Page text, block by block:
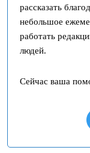
рассказать
небольшое
работать
людей.
Сейчас ваша